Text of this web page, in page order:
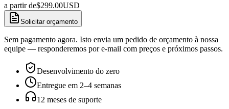
a partir de$299.00USD
Solicitar orçamento
Sem pagamento agora. Isto envia um pedido de orçamento à nossa
equipe — responderemos por e-mail com preços e próximos passos.
Desenvolvimento do zero
Entregue em 2–4 semanas
12 meses de suporte